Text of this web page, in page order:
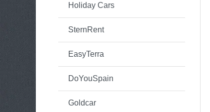
Holiday Cars
SternRent
EasyTerra
DoYouSpain
Goldcar